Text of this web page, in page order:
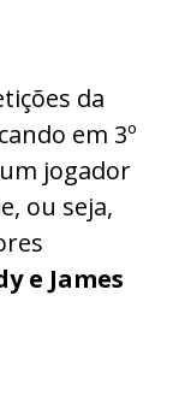
da
em 3º
jogador
ou seja,
e James